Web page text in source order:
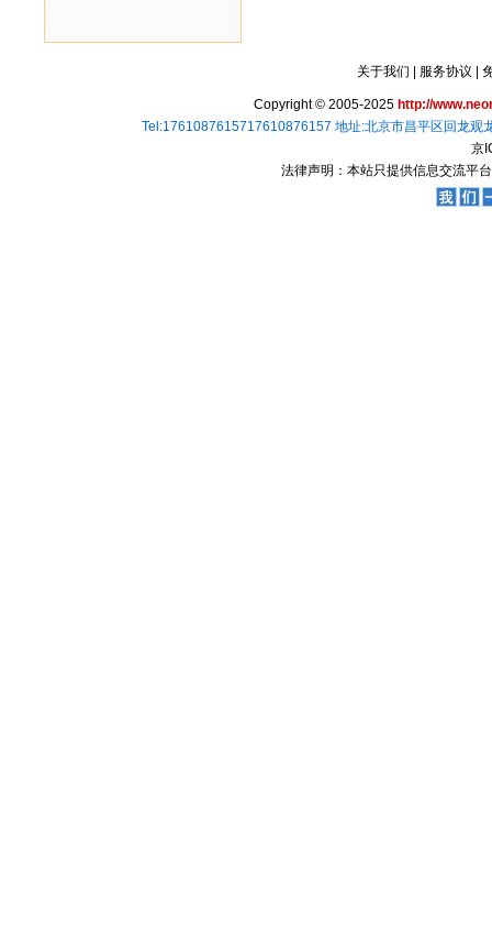
关于我们 服务协议
Copyright © 2005-2025 http://
Tel:1761087615717610876157 地址:北京市昌平区回龙观
京
法律声明：本站只提供信息交流平